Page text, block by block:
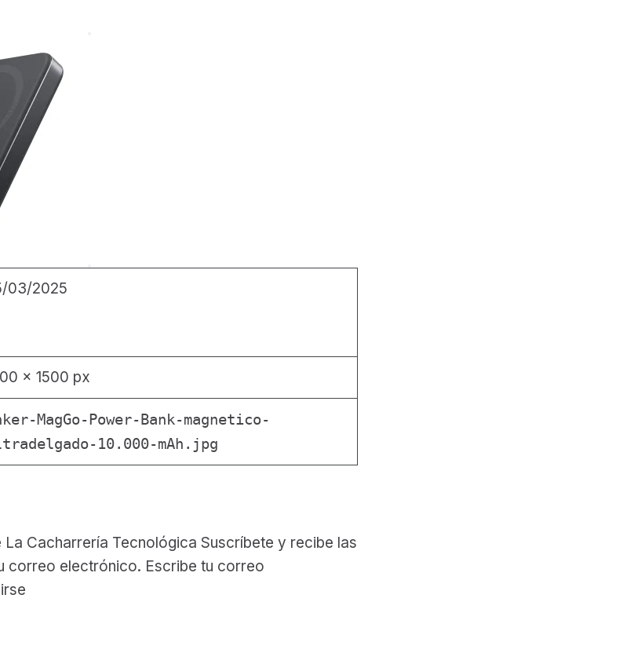
03/2025
× 1500 px
MagGo-Power-Bank-magnetico-
10.000-mAh.jpg
La Cacharrería Tecnológica Suscríbete y recibe las
correo electrónico. Escribe tu correo